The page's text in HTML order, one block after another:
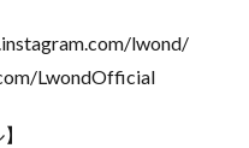
lwond/
LwondOfficial